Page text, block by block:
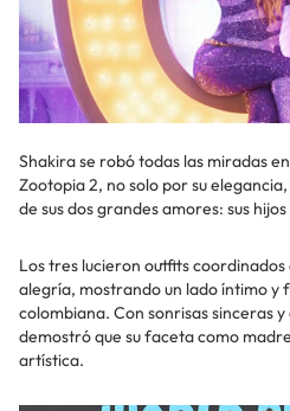
Shakira se robó todas las miradas
Zootopia 2, no solo por su
de sus dos grandes amores: sus
Los tres lucieron outfits
alegría, mostrando un lado íntimo y
colombiana. Con sonrisas sinceras
demostró que su faceta como
artística.